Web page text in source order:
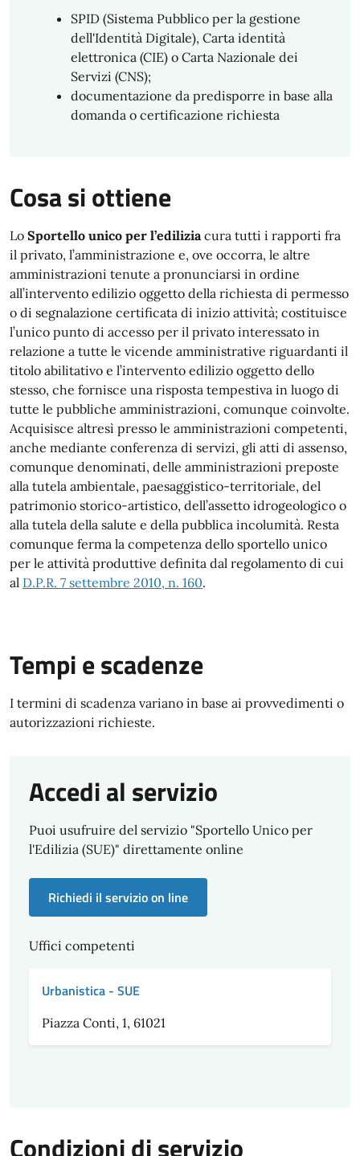
SPID (Sistema Pubblico per la gestione
dell'Identità Digitale), Carta identità
elettronica (CIE) o Carta Nazionale dei
Servizi (CNS);
documentazione da predisporre in base alla
domanda o certificazione richiesta
Cosa si ottiene
Lo Sportello unico per l’ediliziacura tutti i rapporti fra
il privato, l’amministrazione e, ove occorra, le altre
amministrazioni tenute a pronunciarsi in ordine
all’intervento edilizio oggetto della richiesta di permesso
o di segnalazione certificata di inizio attività; costituisce
l’unico punto di accesso per il privato interessato in
relazione a tutte le vicende amministrative riguardanti il
titolo abilitativo e l’intervento edilizio oggetto dello
stesso, che fornisce una risposta tempestiva in luogo di
tutte le pubbliche amministrazioni, comunque coinvolte.
Acquisisce altresì presso le amministrazioni competenti,
anche mediante conferenza di servizi, gli atti di assenso,
comunque denominati, delle amministrazioni preposte
alla tutela ambientale, paesaggistico-territoriale, del
patrimonio storico-artistico, dell’assetto idrogeologico o
alla tutela della salute e della pubblica incolumità. Resta
comunque ferma la competenza dello sportello unico
per le attività produttive definita dal regolamento di cui
al D.P.R. 7 settembre 2010, n. 160.
Tempi e scadenze
I termini di scadenza variano in base ai provvedimenti o
autorizzazioni richieste.
Accedi al servizio
Puoi usufruire del servizio "Sportello Unico per
l'Edilizia (SUE)" direttamente online
Richiedi il servizio on line
Uffici competenti
Urbanistica - SUE
Piazza Conti, 1, 61021
Condizioni di servizio